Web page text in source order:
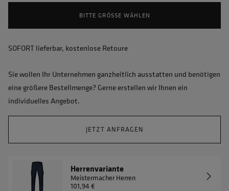
BITTE GRÖSSE WÄHLEN
SOFORT lieferbar, kostenlose Retoure
Sie wollen Ihr Unternehmen ganzheitlich ausstatten und benötigen
eine größere Bestellmenge? Gerne erstellen wir Ihnen ein
individuelles Angebot.
JETZT ANFRAGEN
Herrenvariante
Meistermacher Herren
101,94 €